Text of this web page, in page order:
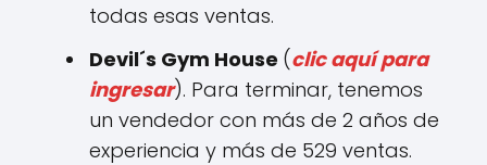
todas esas ventas.
Devil´s Gym House (clic aquí para
ingresar). Para terminar, tenemos
un vendedor con más de 2 años de
experiencia y más de 529 ventas.